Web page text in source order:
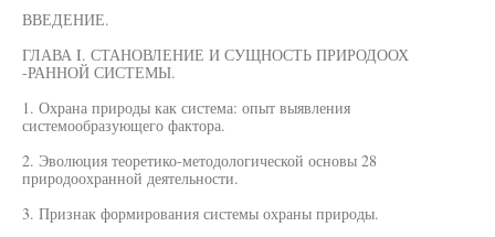
ВВЕДЕНИЕ.
ГЛАВА I. СТАНОВЛЕНИЕ И СУЩНОСТЬ ПРИРОДООХ
-РАННОЙ СИСТЕМЫ.
1. Охрана природы как система: опыт выявления
системообразующего фактора.
2. Эволюция теоретико-методологической основы 28
природоохранной деятельности.
3. Признак формирования системы охраны природы.